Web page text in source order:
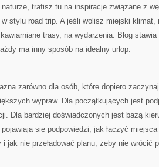
trafisz tu na inspiracje związane z
stylu road trip. A jeśli wolisz miejski klimat,
trasy, na wydarzenia. Blog
ma inny sposób na idealny urlop.
zarówno dla osób, które dopiero
wypraw. Dla początkujących jest
Dla bardziej doświadczonych jest bazą
się podpowiedzi, jak łączyć
i jak nie przeładować planu, żeby nie wrócić